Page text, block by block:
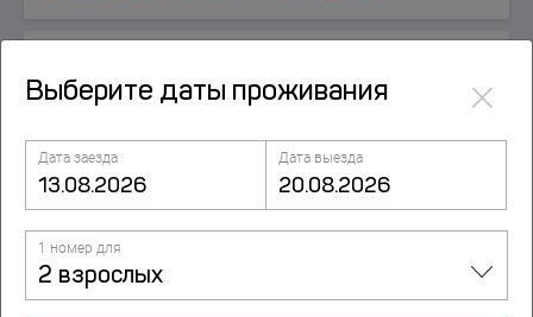
Витино
Восход
Высокое
Выберите даты проживания ×
Дата заезда Дата выезда
1 номер для
2 взрослых